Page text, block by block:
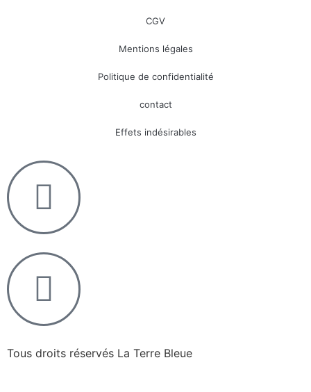
CGV
Mentions légales
Politique de confidentialité
contact
Effets indésirables
Tous droits réservés La Terre Bleue